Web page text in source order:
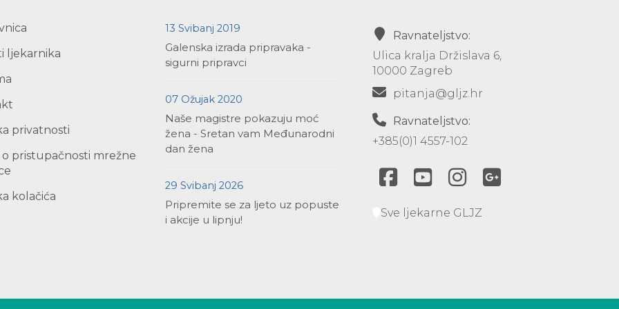
ljekarnika
privatnosti
o pristupačnosti mrežne
kolačića
13 Svibanj 2019
Galenska izrada pripravaka -
sigurni pripravci
07 Ožujak 2020
Naše magistre pokazuju moć
žena - Sretan vam Međunarodni
dan žena
29 Svibanj 2026
Pripremite se za ljeto uz popuste
i akcije u lipnju!
Ravnateljstvo:
Ulica kralja Držislava 6,
10000 Zagreb
pitanja@gljz.hr
Ravnateljstvo:
+385(0)1 4557-102
Sve ljekarne GLJZ